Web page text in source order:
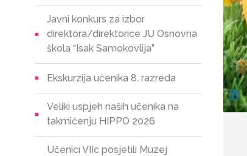
Javni konkurs za izbor
direktora/direktorice JU Osnovna
škola “Isak Samokovlija”
Ekskurzija učenika 8. razreda
Veliki uspjeh naših učenika na
takmičenju HIPPO 2026
Učenici VIIc posjetili Muzej